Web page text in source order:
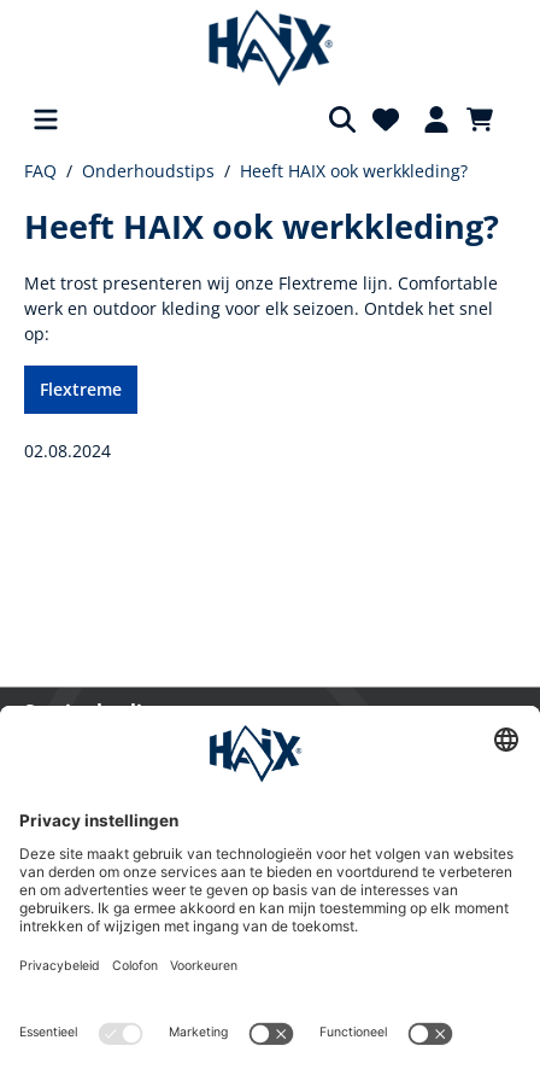
FAQ Onderhoudstips Heeft HAIX ook werkkleding?
Heeft HAIX ook werkkleding?
Met trost presenteren wij onze Flextreme lijn. Comfortable
werk en outdoor kleding voor elk seizoen. Ontdek het snel
op:
Flextreme
02.08.2024
Service hotline
HAIX Group
Shop Service
Nieuwsbrief